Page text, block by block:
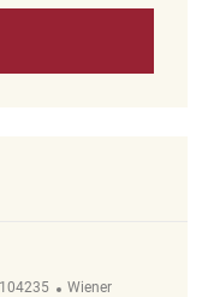
Ort
Wiener